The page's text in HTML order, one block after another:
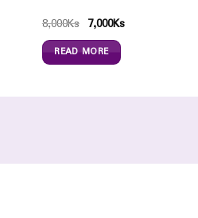
8,000Ks 7,000Ks
READ MORE